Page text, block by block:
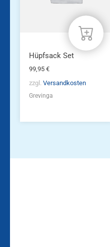
Hüpfsack Set
99,95 €
zzgl. Versandkosten
Grevinga